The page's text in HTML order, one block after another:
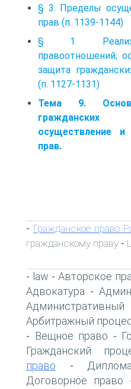
§ 3. Пределы
прав (п. 1139-1144)
§ 1.
правоотношений;
защита
(п. 1127-1131)
Тема 9.
гражданских
осуществление
прав.
- Гражданское право
гражданскому праву -
- law - Авторское
Адвокатура -
Арбитражный
- Вещное право -
Гражданский
право -
Договорное право